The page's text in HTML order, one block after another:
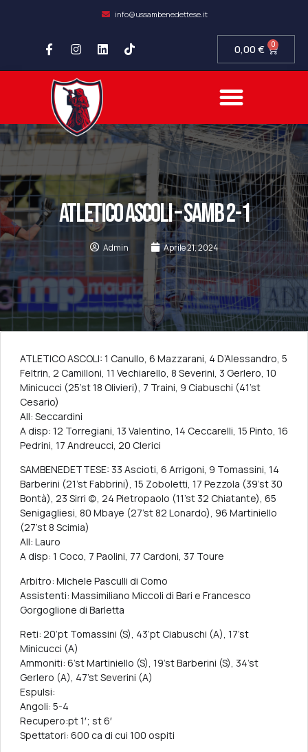
info@ussambenedettese.it
0,00€ 0
ATLETICO ASCOLI – SAMB 2-1
Admin Aprile 21, 2024
ATLETICO ASCOLI: 1 Canullo, 6 Mazzarani, 4 D’Alessandro, 5
Feltrin, 2 Camilloni, 11 Vechiarello, 8 Severini, 3 Gerlero, 10
Minicucci (25’st 18 Olivieri), 7 Traini, 9 Ciabuschi (41’st
Cesario)
All: Seccardini
A disp: 12 Torregiani, 13 Valentino, 14 Ceccarelli, 15 Pinto, 16
Pedrini, 17 Andreucci, 20 Clerici
SAMBENEDETTESE: 33 Ascioti, 6 Arrigoni, 9 Tomassini, 14
Barberini (21’st Fabbrini), 15 Zoboletti, 17 Pezzola (39’st 30
Bontà), 23 Sirri (c), 24 Pietropaolo (11’st 32 Chiatante), 65
Senigagliesi, 80 Mbaye (27’st 82 Lonardo), 96 Martiniello
(27’st 8 Scimia)
All: Lauro
A disp: 1 Coco, 7 Paolini, 77 Cardoni, 37 Toure
Arbitro: Michele Pasculli di Como
Assistenti: Massimiliano Miccoli di Bari e Francesco
Gorgoglione di Barletta
Reti: 20’pt Tomassini (S), 43’pt Ciabuschi (A), 17’st
Minicucci (A)
Ammoniti: 6’st Martiniello (S), 19’st Barberini (S), 34’st
Gerlero (A), 47’st Severini (A)
Espulsi:
Angoli: 5-4
Recupero:pt 1′; st 6′
Spettatori: 600 ca di cui 100 ospiti